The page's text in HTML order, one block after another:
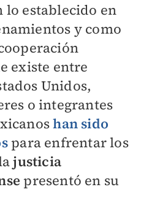
lo establecido en
y como
existe entre
Unidos,
o integrantes
han sido
para enfrentar los
justicia
presentó en su